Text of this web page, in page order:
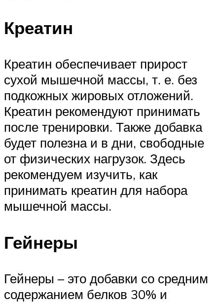
Креатин
Креатин обеспечивает прирост
сухой мышечной массы, т. е. без
подкожных жировых отложений.
Креатин рекомендуют принимать
после тренировки. Также добавка
будет полезна и в дни, свободные
от физических нагрузок. Здесь
рекомендуем изучить, как
принимать креатин для набора
мышечной массы.
Гейнеры
Гейнеры – это добавки со средним
содержанием белков 30% и